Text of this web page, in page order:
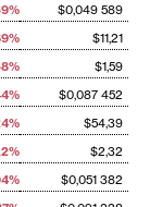
$0,049 589
$11,21
$1,59
$0,087 452
$54,39
$2,32
$0,051 382